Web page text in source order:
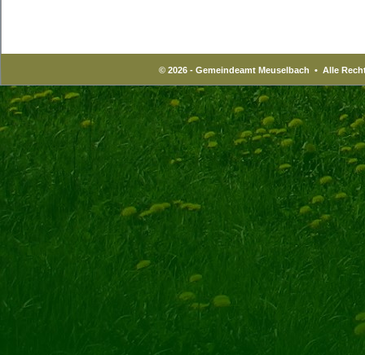
© 2026 - Gemeindeamt Meuselbach • Alle